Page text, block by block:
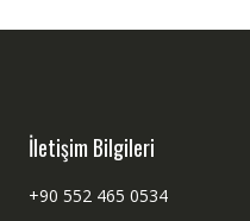
İletişim Bilgileri
+90 552 465 0534